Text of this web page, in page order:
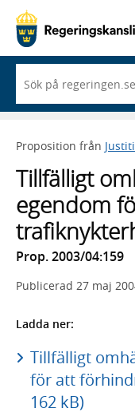
du
börjar
skriva
framträder
lista
med
sökförslag
Proposition från
Tillfälligt
egendom
Prop. 2003/04:159
Publicerad 27 maj
Ladda ner:
Tillfälligt
för att
162 kB)